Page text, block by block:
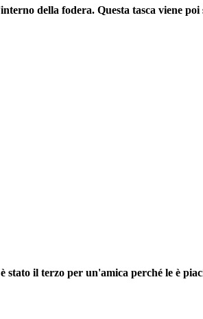
della fodera. Questa tasca viene poi
stato il terzo per un'amica perché le è